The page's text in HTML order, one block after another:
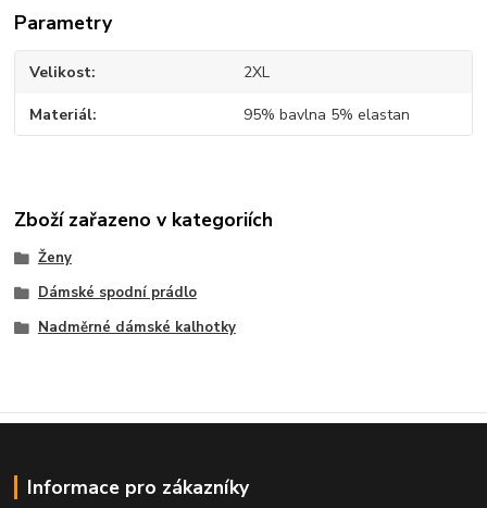
Parametry
Velikost 2XL
Materiál 95% bavlna 5% elastan
Zboží zařazeno v kategoriích
Ženy
Dámské spodní prádlo
Nadměrné dámské kalhotky
Informace pro zákazníky